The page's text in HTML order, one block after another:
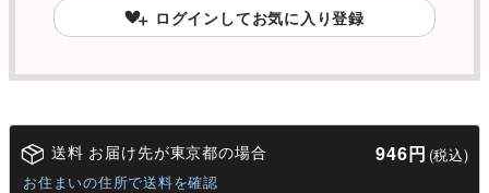
ログインしてお気に入り登録
送料 お届け先が東京都の場合 946円 (税込)
お住まいの住所で送料を確認